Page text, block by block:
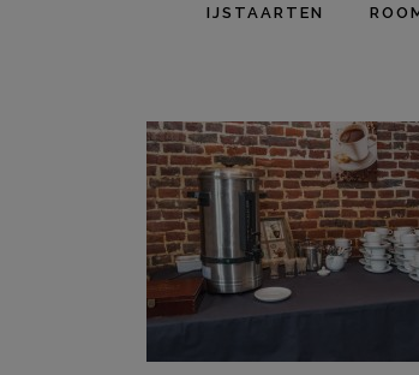
IJSTAARTEN